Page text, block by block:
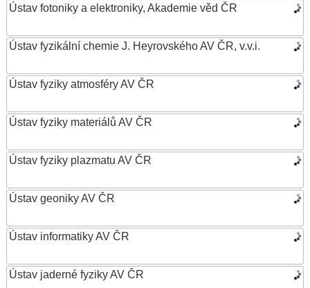
Ústav fotoniky a elektroniky, Akademie věd ČR
Ústav fyzikální chemie J. Heyrovského AV ČR, v.v.i.
Ústav fyziky atmosféry AV ČR
Ústav fyziky materiálů AV ČR
Ústav fyziky plazmatu AV ČR
Ústav geoniky AV ČR
Ústav informatiky AV ČR
Ústav jaderné fyziky AV ČR